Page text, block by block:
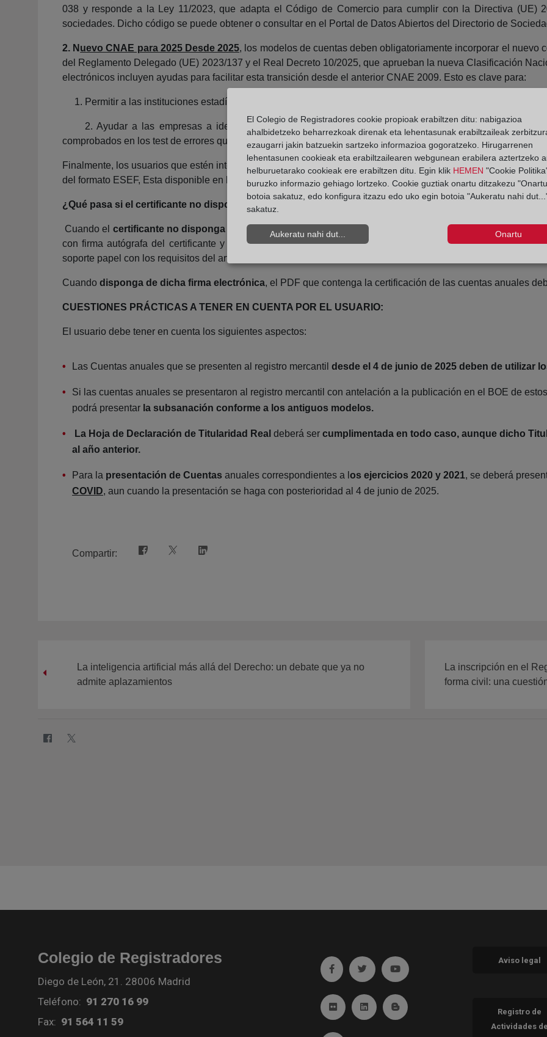
038 y responde a la Ley 11/2023, que adapta el Código de Comercio para cumplir con la Directiva (UE)
sociedades. Dicho código se puede obtener o consultar en el Portal de Datos Abiertos del Directorio de
2. N uevo CNAE para 2025 Desde 2025, los modelos de cuentas deben obligatoriamente incorporar el nuevo
del Reglamento Delegado (UE) 2023/137 y el Real Decreto 10/2025, que aprueban la nueva Clasificación
electrónicos incluyen ayudas para facilitar esta transición desde el anterior CNAE 2009. Esto es clave para:
1. Permitir a las instituciones estadísticas adaptarse al nuevo sistema.
2. Ayudar a las empresas a identificar correctamente su actividad según la nueva clasificación y
comprobados en los test de errores que lleva a cabo el sistema.
Finalmente, los usuarios que estén interesados en presentar las cuentas en formato electrónico único europeo
del formato ESEF, Esta disponible en la siguiente página https.//www.esma.europa.eu/document/esef-taxonomy-
¿Qué pasa si el certificante no dispone de firma electrónica reconocida?
Cuando el certificante no disponga de firma electrónica reconocida
la certificación de aprobación de las
con firma autógrafa del certificante y remitirse al Registro Mercantil telemáticamente con firma electrónica
soporte papel con los requisitos del art. 366.1, 1º y 3º RRM en los 15 días siguientes a la remisión del fichero
Cuando disponga de dicha firma electrónica, el PDF que contenga la certificación de las cuentas anuales
CUESTIONES PRÁCTICAS A TENER EN CUENTA POR EL USUARIO:
El usuario debe tener en cuenta los siguientes aspectos:
Las Cuentas anuales que se presenten al registro mercantil desde el 4 de junio de 2025 deben de utilizar
Si las cuentas anuales se presentaron al registro mercantil con antelación a la publicación en el BOE de
podrá presentar la subsanación conforme a los antiguos modelos.
La Hoja de Declaración de Titularidad Real deberá ser cumplimentada en todo caso, aunque dicho
al año anterior.
Para la presentación de Cuentas anuales correspondientes a l os ejercicios 2020 y 2021, se deberá
COVID, aun cuando la presentación se haga con posterioridad al 4 de junio de 2025.
Compartir:
La inteligencia artificial más allá del Derecho: un debate que ya no
admite aplazamientos
La inscripción en el
forma civil: una
Colegio de Registradores
Diego de León, 21. 28006 Madrid
Teléfono: 91 270 16 99
Fax: 91 564 11 59
Ir a facebook (abre en ventana nueva)
Ir a twitter (abre en ventana nueva)
Ir a YouTube (abre en ventana nueva)
Ir a Flickr (abre en ventana nueva)
Ir a Linkedin (abre en ventana nueva)
Ir al Blog (abre en ventana nueva)
Aviso legal
Registro de
Actividades de
El Colegio de Registradores cookie propioak erabiltzen ditu: nabigazioa
ahalbidetzeko beharrezkoak direnak eta lehentasunak erabiltzaileak
ezaugarri jakin batzuekin sartzeko informazioa gogoratzeko. Hirugarrenen
lehentasunen cookieak eta erabiltzailearen webgunean erabilera aztertzeko
helburuetarako cookieak ere erabiltzen ditu. Egin klik HEMEN "Cookie
buruzko informazio gehiago lortzeko. Cookie guztiak onartu ditzakezu
botoia sakatuz, edo konfigura itzazu edo uko egin botoia "Aukeratu nahi
sakatuz.
Aukeratu nahi dut... Onartu